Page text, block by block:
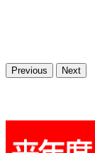
Previous Next